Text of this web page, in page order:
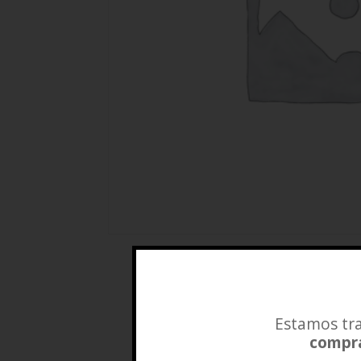
Estamos